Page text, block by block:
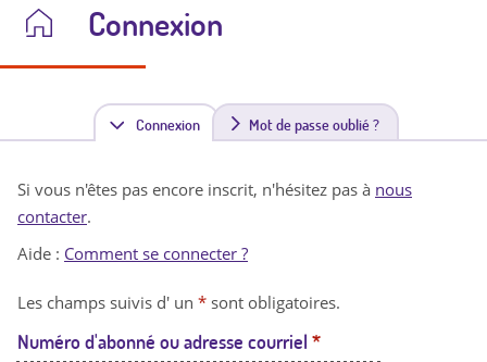
Connexion
Connexion(
n
t
Mot de passe oublié ?
Si vous n'êtes pas encore inscrit, n'hésitez pas à nous
contacter.
Aide : Comment se connecter ?
Les champs suivis d' un * sont obligatoires.
Numéro d'abonné ou adresse courriel *